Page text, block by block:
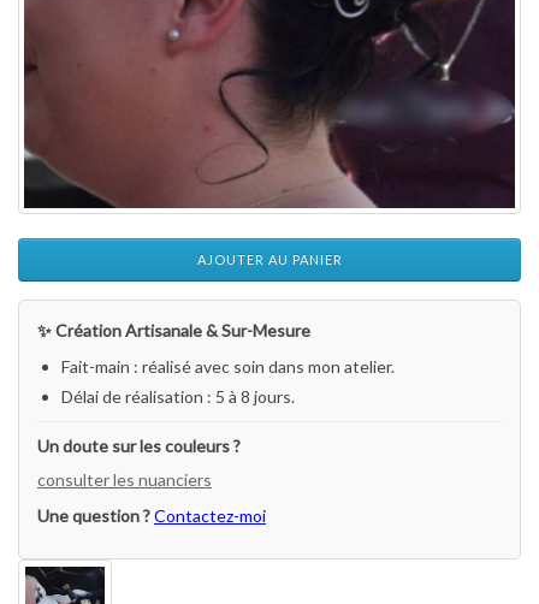
AJOUTER AU PANIER
✨ Création Artisanale & Sur-Mesure
Fait-main : réalisé avec soin dans mon atelier.
Délai de réalisation : 5 à 8 jours.
Un doute sur les couleurs ?
consulter les nuanciers
Une question ?Contactez-moi